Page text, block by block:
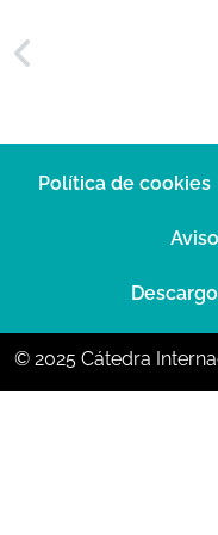
Política de cookies
© 2025 Cátedra